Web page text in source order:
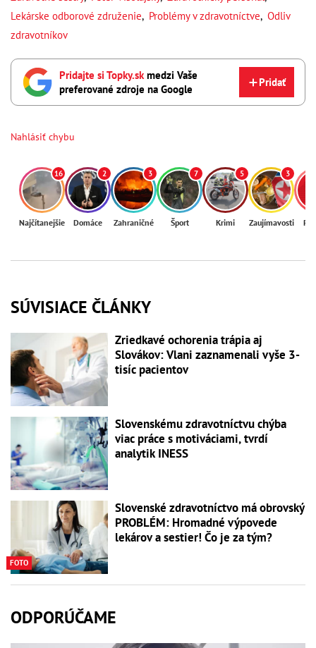
Lekárske odborové združenie, Problémy v zdravotníctve, Odliv
zdravotníkov
Pridajte si Topky.sk medzi Vaše
preferované zdroje na Google
Pridať
Nahlásiť chybu
16
Najčítanejšie
2
Domáce
3
Zahraničné
7
Šport
5
Krimi
3
Zaujímavosti
SÚVISIACE ČLÁNKY
Zriedkavé ochorenia trápia aj
Slovákov: Vlani zaznamenali vyše 3-
tisíc pacientov
Slovenskému zdravotníctvu chýba
viac práce s motiváciami, tvrdí
analytik INESS
FOTO
Slovenské zdravotníctvo má obrovský
PROBLÉM: Hromadné výpovede
lekárov a sestier! Čo je za tým?
ODPORÚČAME